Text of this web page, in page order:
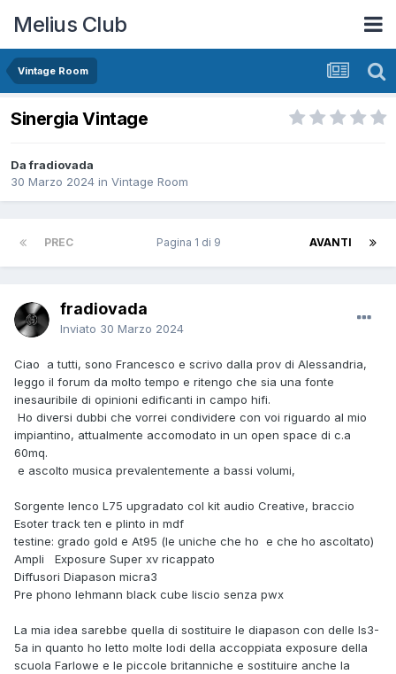
Melius Club
Vintage Room
Sinergia Vintage
Da fradiovada
30 Marzo 2024 in Vintage Room
PREC AVANTI
Pagina 1 di 9
fradiovada
Inviato 30 Marzo 2024
Ciao a tutti, sono Francesco e scrivo dalla prov di Alessandria,
leggo il forum da molto tempo e ritengo che sia una fonte
inesauribile di opinioni edificanti in campo hifi.
Ho diversi dubbi che vorrei condividere con voi riguardo al mio
impiantino, attualmente accomodato in un open space di c.a
60mq.
e ascolto musica prevalentemente a bassi volumi,
Sorgente lenco L75 upgradato col kit audio Creative, braccio
Esoter track ten e plinto in mdf
testine: grado gold e At95 (le uniche che ho e che ho ascoltato)
Ampli Exposure Super xv ricappato
Diffusori Diapason micra3
Pre phono lehmann black cube liscio senza pwx
La mia idea sarebbe quella di sostituire le diapason con delle ls3-
5a in quanto ho letto molte lodi della accoppiata exposure della
scuola Farlowe e le piccole britanniche e sostituire anche la